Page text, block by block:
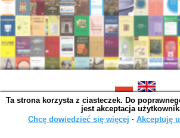
SOWA OPAC v. 6.11.10 (2026-07-24)
Wygenerowano w 0,0063 s.
Ta strona korzysta z ciasteczek. Do
jest akceptacja
Chcę dowiedzieć się więcej ∙ Akceptuję